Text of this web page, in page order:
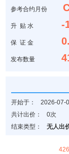
参考合约月份
升 贴 水 -
保 证 金
发布数量
开始于： 2026-07-
共计出价：
0次
结束类型：
无人出
426